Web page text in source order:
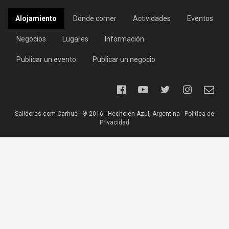
Alojamiento Dónde comer Actividades Eventos
Negocios Lugares Información
Publicar un evento Publicar un negocio
Salidores.com Carhué - ® 2016 - Hecho en Azul, Argentina - Política de
Privacidad